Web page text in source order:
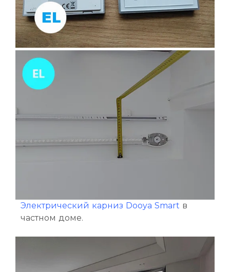
Электрический карниз Dooya Smart в
частном доме.